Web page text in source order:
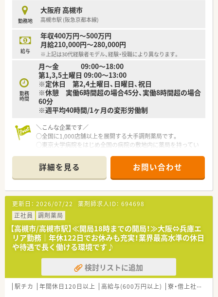
〇「社員第一主義」を掲げている同社では、福利厚生面が手厚く
年間休日120日以上、「連続休暇制度（年に1回、最大9連休を取得
できる制度）」等
プライベートも充実出来る様にワークライフバランスを後押し
してくれる制度が充実しています。
〇社員割引制度、財形貯蓄制度、スポーツジム優待等が受けられ
る他、提携の保養施設は全国に40ヵ所あります。
〇産休・育休・時短勤務者2,097人以上等、どれも業界トップクラ
スの実績!
産休、育休取得はもちろんのこと、育児短時間勤務制度を実施
育児休業より復帰後、1日最大2時間短縮して勤務できる制度で
す。
法律では3歳までですが、同社では小学校就学時までの期間利用
勤務地
大阪府 高槻市
高槻市駅 (阪急京都本線)
給与
年収400万円～500万円
月給210,000円～280,000円
※上記は30代経験者モデル、経験・役職により異なります。
勤務
時間
月～金 09:00～18:00
第1,3,5土曜日 09:00～13:00
※定休日 第2,4土曜日、日曜日、祝日
※休憩 実働6時間超の場合45分、実働8時間超の場合
60分
※週平均40時間/1ヶ月の変形労働制
＼こんな企業です／
○全国に1,000店舗以上を展開する大手調剤薬局です。
○東京大学病院をはじめ全国の病院の敷地内に薬局を持ってい
病診薬連携を強化することで、地域にお住いの患者様に高度な医
療の提供を実現しています。
○全店「同一の機械・システム」を採用しており、且つ処方箋の応
需内容が多岐にわたる（敷地内・病院門前・医療モール・CL門前）
ので、スキルUPしたい方にはお勧めもです。
○長期就業＆自己研讃を続ける事で給与があがる仕組みになっ
ており、将来的に高年収も狙う事が出来ます。
○インターネットを使って処方薬の飲み方を遠隔指導する「オン
ライン服薬指導」、今後も病院の「敷地内薬局」の推進、女性客の
取り込みを狙う店舗でデザインの一新。
M&Aによる店舗拡大と業界のリーディングカンパニーとして成
長を続けています。
○どの店舗も、最新システムが整っています！
＼福利厚生／
詳細を見る お問い合わせ
更新日： 2026/07/22 薬剤師求人ID： 694698
正社員
調剤薬局
【高槻市/高槻市駅】≪開局18時までの開局！≫大阪⇔兵庫エ
リア勤務│年休122日でお休みも充実！業界最高水準の休日
や待遇で長く働ける環境です♪
検討リストに追加
駅チカ 年間休日120日以上 高給与(600万円以上) 寮・借上社宅あり